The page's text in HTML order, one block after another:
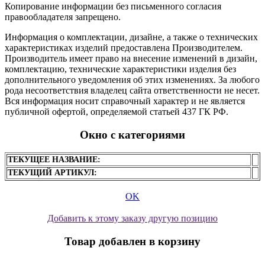
Копирование информации без письменного согласия
правообладателя запрещено.
Информация о комплектации, дизайне, а также о технических
характеристиках изделий предоставлена Производителем.
Производитель имеет право на внесение изменений в дизайн,
комплектацию, технические характеристики изделия без
дополнительного уведомления об этих изменениях. За любого
рода несоответствия владелец сайта ответственности не несет.
Вся информация носит справочный характер и не является
публичной офертой, определяемой статьей 437 ГК РФ.
Окно с категориями
ТЕКУЩЕЕ НАЗВАНИЕ:
ТЕКУЩИЙ АРТИКУЛ:
OK
Добавить к этому заказу другую позицию
Товар добавлен в корзину